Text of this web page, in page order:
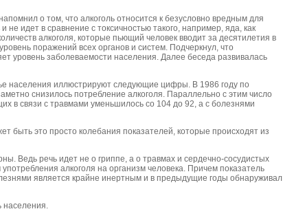
о том, что алкоголь относится к безусловно вредным для
не идет в сравнение с токсичностью такого, например, яда, как
алкоголя, которые пьющий человек вводит за десятилетия в
поражений всех органов и систем. Подчеркнул, что
уровень заболеваемости населения. Далее беседа развивалась
населения иллюстрируют следующие цифры. В 1986 году по
снизилось потребление алкоголя. Параллельно с этим число
в связи с травмами уменьшилось со 104 до 92, а с болезнями
быть это просто колебания показателей, которые происходят из
Ведь речь идет не о гриппе, а о травмах и сердечно-сосудистых
алкоголя на организм человека. Причем показатель
является крайне инертным и в предыдущие годы обнаруживал
населения.